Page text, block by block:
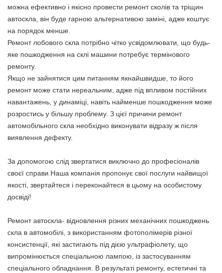
можна ефективно і якісно провести ремонт сколів та тріщин
автоскла, він буде гарною альтернативою заміні, адже коштує
на порядок менше.
Ремонт лобового скла потрібно чітко усвідомлювати, що будь-
яке пошкодження на склі машини потребує термінового
ремонту.
Якщо не зайнятися цим питанням якнайшвидше, то його
ремонт може стати нереальним, адже під впливом постійних
навантажень, у динаміці, навіть найменше пошкодження може
розростись у більшу проблему. З цієї причини ремонт
автомобільного скла необхідно виконувати відразу ж після
виявлення дефекту.
За допомогою слід звертатися виключно до професіоналів
своєї справи.Наша компанія пропонує свої послуги найвищої
якості, звертайтеся і переконайтеся в цьому на особистому
досвіді!
Ремонт автоскла- відновлення різних механічних пошкоджень
скла в автомобілі, з використанням фотополімерів різної
консистенції, які застигають під дією ультрафіолету, що
випромінюється спеціальною лампою, із застосуванням
спеціального обладнання. В результаті ремонту, естетичні та